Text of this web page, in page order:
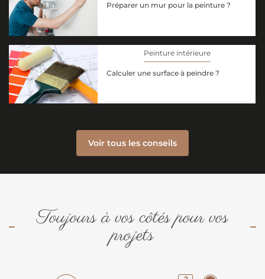
Préparer un mur pour la peinture ?
Peinture intérieure
Calculer une surface à peindre ?
Voir tous les conseils
Toujours à vos côtés pour vos
projets